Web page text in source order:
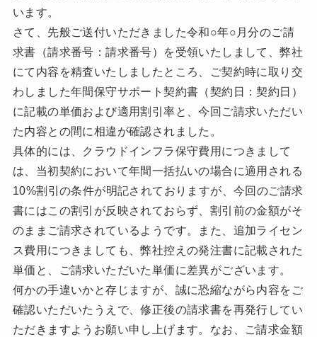
います。
さて、先般ご送付いただきました令和○年○月分のご請
求書（請求番号：請求番号）を受領いたしまして、弊社
にて内容を精査いたしましたところ、ご契約時に取り交
わしました年間保守サポート契約書（契約日：契約日）
に記載の単価および適用割引率と、今回ご請求いただい
た内容との間に相違が確認されました。
具体的には、クラウドインフラ保守費用につきまして
は、当初契約において年間一括払いの場合に適用される
10%割引の条件が明記されておりますが、今回のご請求
書にはこの割引が反映されておらず、割引前の金額がそ
のままご請求されているようです。また、追加ライセン
ス費用につきましても、弊社控えの発注書に記載された
単価と、ご請求いただいた単価に差異がございます。
何かの手違いかと存じますが、誠に恐縮ながら内容をご
確認いただいたうえで、修正後の請求書を再発行してい
ただきますようお願い申し上げます。なお、ご請求金額